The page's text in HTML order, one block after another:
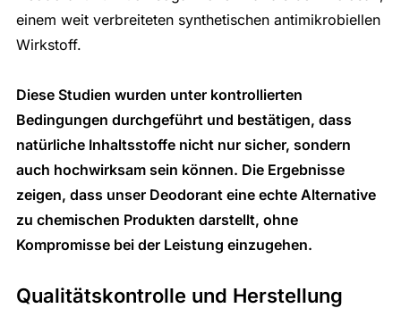
einem weit verbreiteten synthetischen antimikrobiellen
Wirkstoff.
Diese Studien wurden unter kontrollierten
Bedingungen durchgeführt und bestätigen, dass
natürliche Inhaltsstoffe nicht nur sicher, sondern
auch hochwirksam sein können. Die Ergebnisse
zeigen, dass unser Deodorant eine echte Alternative
zu chemischen Produkten darstellt, ohne
Kompromisse bei der Leistung einzugehen.
Qualitätskontrolle und Herstellung